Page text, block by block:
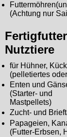
(Achtung nur
Nutztiere
für Hühner,
(pelletiertes
Enten und
(Starter- und
Mastpellets)
Zucht- und
Papageien,
(Futter-Erbsen,